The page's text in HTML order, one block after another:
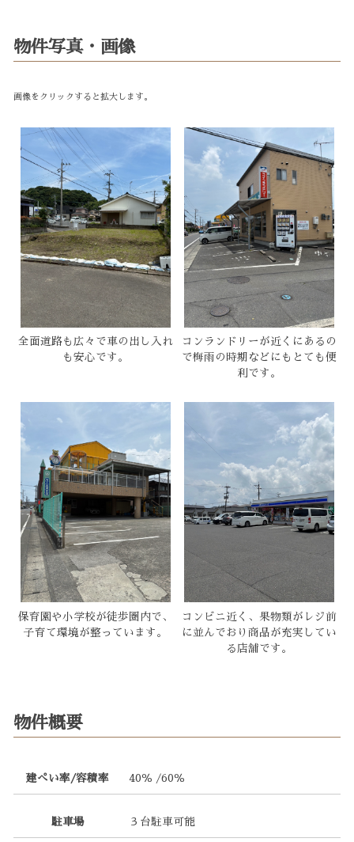
物件写真・画像
画像をクリックすると拡大します。
全面道路も広々で車の出し入れ
も安心です。
コンランドリーが近くにあるの
で梅雨の時期などにもとても便
利です。
保育園や小学校が徒歩圏内で、
子育て環境が整っています。
コンビニ近く、果物類がレジ前
に並んでおり商品が充実してい
る店舗です。
物件概要
建ぺい率/容積率 40％ /60％
駐車場 ３台駐車可能